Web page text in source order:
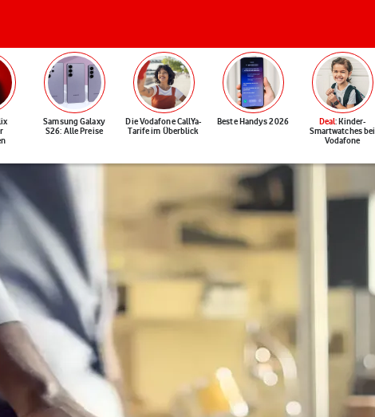
Samsung Galaxy
S26: Alle Preise
Die Vodafone CallYa-
Tarife im Überblick
Beste Handys 2026 Deal: Kinder-
Smartwatches bei
Vodafone